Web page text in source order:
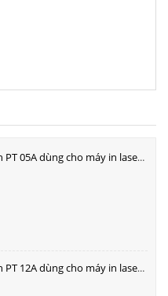
Hộp mực in PT 05A dùng cho máy in laser Hp
Hộp mực in PT 12A dùng cho máy in laser HP